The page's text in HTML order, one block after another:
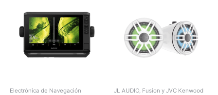
Electrónica de Navegación JL AUDIO, Fusion y JVC Kenwood